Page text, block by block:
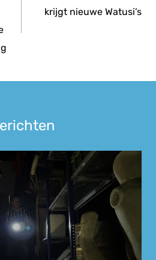
krijgt nieuwe Watusi’s